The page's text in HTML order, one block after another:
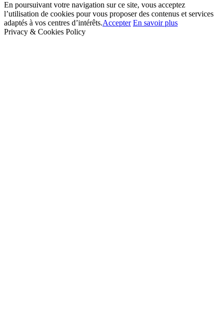
En poursuivant votre navigation sur ce site, vous acceptez
l’utilisation de cookies pour vous proposer des contenus et services
adaptés à vos centres d’intérêts.Accepter En savoir plus
Privacy & Cookies Policy